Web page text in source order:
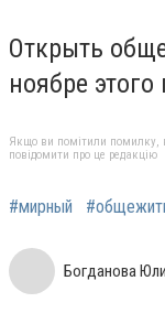
Открыть
ноябре этого
Якщо ви помітили помилку,
повідомити про це редакцію
#мирный
Богданова